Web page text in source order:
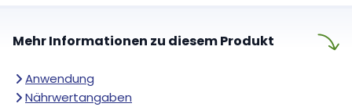
Mehr Informationen zu diesem Produkt
Anwendung
Nährwertangaben